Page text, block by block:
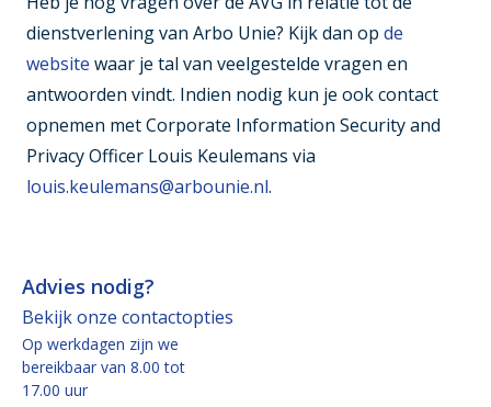
dienstverlening van Arbo Unie? Kijk dan op de
website waar je tal van veelgestelde vragen en
antwoorden vindt. Indien nodig kun je ook contact
opnemen met Corporate Information Security and
Privacy Officer Louis Keulemans via
louis.keulemans@arbounie.nl.
Advies nodig?
Bekijk onze contactopties
Op werkdagen zijn we
bereikbaar van 8.00 tot
17.00 uur